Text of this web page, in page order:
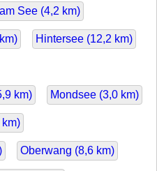
See (4,2 km)
km) Hintersee (12,2 km)
km) Mondsee (3,0 km)
km)
Oberwang (8,6 km)